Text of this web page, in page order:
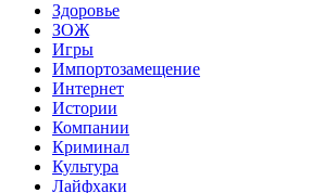
Здоровье
ЗОЖ
Игры
Импортозамещение
Интернет
Истории
Компании
Криминал
Культура
Лайфхаки